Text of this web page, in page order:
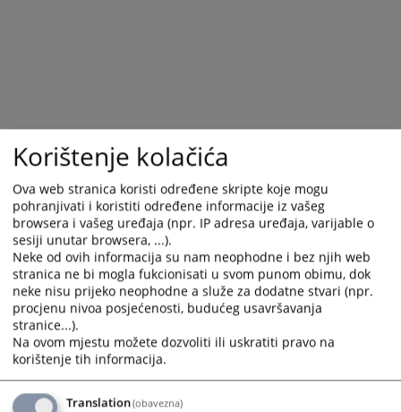
Trenutno nema vijesti
Korištenje kolačića
Ova web stranica koristi određene skripte koje mogu
pohranjivati i koristiti određene informacije iz vašeg
browsera i vašeg uređaja (npr. IP adresa uređaja, varijable o
sesiji unutar browsera, ...).
Neke od ovih informacija su nam neophodne i bez njih web
stranica ne bi mogla fukcionisati u svom punom obimu, dok
neke nisu prijeko neophodne a služe za dodatne stvari (npr.
procjenu nivoa posjećenosti, budućeg usavršavanja
stranice...).
Na ovom mjestu možete dozvoliti ili uskratiti pravo na
korištenje tih informacija.
Translation(obavezna)